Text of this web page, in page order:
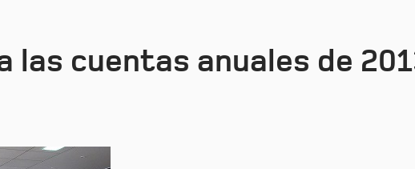
las cuentas anuales de